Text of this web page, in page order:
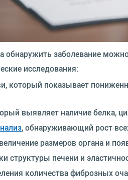
обнаружить заболевание
исследования:
который показывает
выявляет наличие белка,
, обнаруживающий рост
размеров органа и
структуры печени и
количества фиброзных